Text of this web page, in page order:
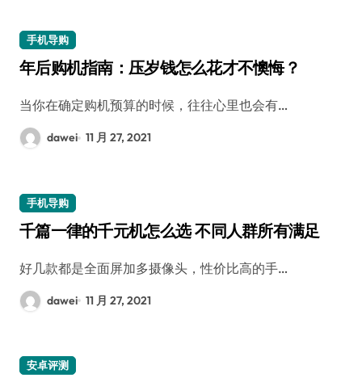
手机导购
年后购机指南：压岁钱怎么花才不懊悔？
当你在确定购机预算的时候，往往心里也会有…
dawei 11 月 27, 2021
手机导购
千篇一律的千元机怎么选 不同人群所有满足
好几款都是全面屏加多摄像头，性价比高的手…
dawei 11 月 27, 2021
安卓评测